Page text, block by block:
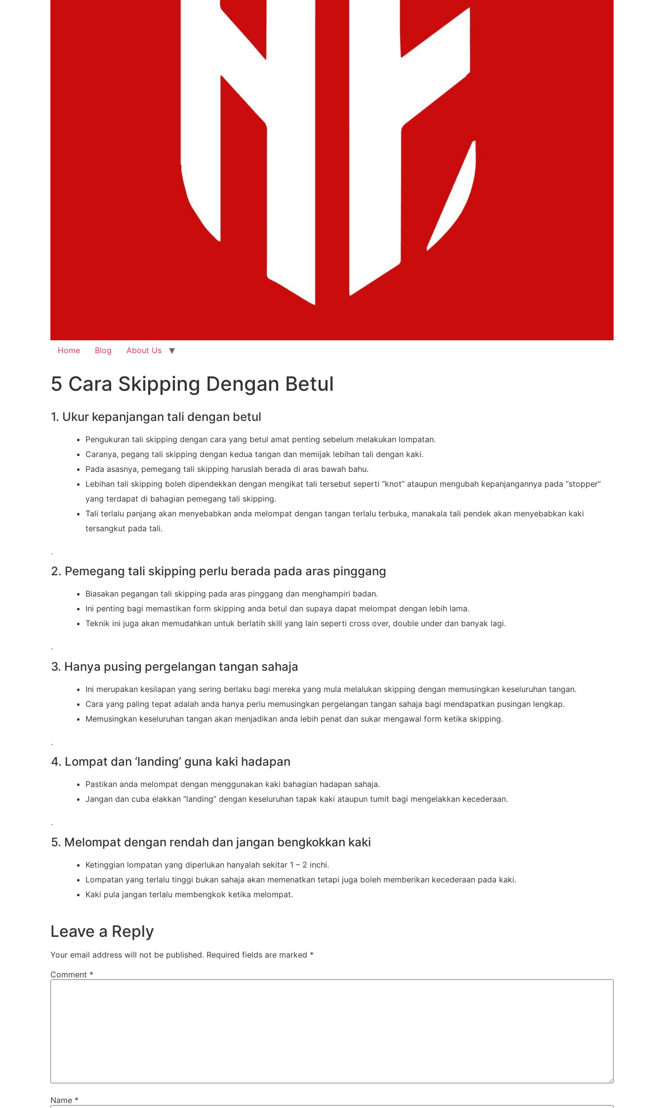
Home Blog About Us
5 Cara Skipping Dengan Betul
1. Ukur kepanjangan tali dengan betul
Pengukuran tali skipping dengan cara yang betul amat penting sebelum melakukan lompatan.
Caranya, pegang tali skipping dengan kedua tangan dan memijak lebihan tali dengan kaki.
Pada asasnya, pemegang tali skipping haruslah berada di aras bawah bahu.
Lebihan tali skipping boleh dipendekkan dengan mengikat tali tersebut seperti “knot” ataupun mengubah kepanjangannya pada “stopper”
yang terdapat di bahagian pemegang tali skipping.
Tali terlalu panjang akan menyebabkan anda melompat dengan tangan terlalu terbuka, manakala tali pendek akan menyebabkan kaki
tersangkut pada tali.
.
2. Pemegang tali skipping perlu berada pada aras pinggang
Biasakan pegangan tali skipping pada aras pinggang dan menghampiri badan.
Ini penting bagi memastikan form skipping anda betul dan supaya dapat melompat dengan lebih lama.
Teknik ini juga akan memudahkan untuk berlatih skill yang lain seperti cross over, double under dan banyak lagi.
.
3. Hanya pusing pergelangan tangan sahaja
Ini merupakan kesilapan yang sering berlaku bagi mereka yang mula melalukan skipping dengan memusingkan keseluruhan tangan.
Cara yang paling tepat adalah anda hanya perlu memusingkan pergelangan tangan sahaja bagi mendapatkan pusingan lengkap.
Memusingkan keseluruhan tangan akan menjadikan anda lebih penat dan sukar mengawal form ketika skipping.
.
4. Lompat dan ‘landing’ guna kaki hadapan
Pastikan anda melompat dengan menggunakan kaki bahagian hadapan sahaja.
Jangan dan cuba elakkan “landing” dengan keseluruhan tapak kaki ataupun tumit bagi mengelakkan kecederaan.
.
5. Melompat dengan rendah dan jangan bengkokkan kaki
Ketinggian lompatan yang diperlukan hanyalah sekitar 1 – 2 inchi.
Lompatan yang terlalu tinggi bukan sahaja akan memenatkan tetapi juga boleh memberikan kecederaan pada kaki.
Kaki pula jangan terlalu membengkok ketika melompat.
Leave a Reply
Your email address will not be published. Required fields are marked *
Comment *
Name *